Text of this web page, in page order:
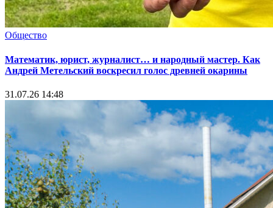
Общество
Математик, юрист, журналист… и народный мастер. Как
Андрей Метельский воскресил голос древней окарины
31.07.26 14:48